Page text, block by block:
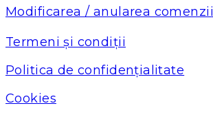
Modificarea / anularea comenzii
Termeni și condiții
Politica de confidențialitate
Cookies